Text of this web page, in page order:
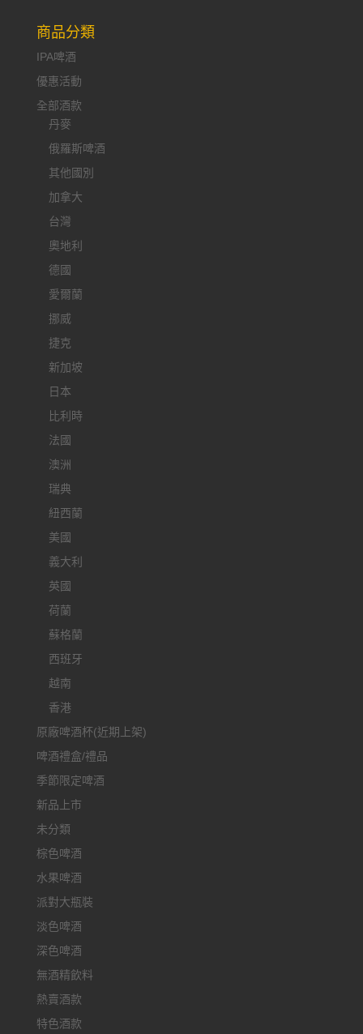
商品分類
IPA啤酒
優惠活動
全部酒款
丹麥
俄羅斯啤酒
其他國別
加拿大
台灣
奧地利
德國
愛爾蘭
挪威
捷克
新加坡
日本
比利時
法國
澳洲
瑞典
紐西蘭
美國
義大利
英國
荷蘭
蘇格蘭
西班牙
越南
香港
原廠啤酒杯(近期上架)
啤酒禮盒/禮品
季節限定啤酒
新品上市
未分類
棕色啤酒
水果啤酒
派對大瓶裝
淡色啤酒
深色啤酒
無酒精飲料
熱賣酒款
特色酒款